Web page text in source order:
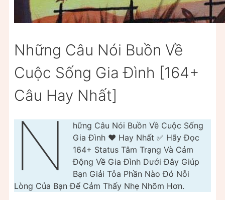
Những Câu Nói Buồn Về
Cuộc Sống Gia Đình [164+
Câu Hay Nhất]
N
hững Câu Nói Buồn Về Cuộc Sống
Gia Đình ❤️ Hay Nhất ✅ Hãy Đọc
164+ Status Tâm Trạng Và Cảm
Động Về Gia Đình Dưới Đây Giúp
Bạn Giải Tỏa Phần Nào Đó Nỗi
Lòng Của Bạn Để Cảm Thấy Nhẹ Nhõm Hơn.